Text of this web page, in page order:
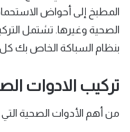
المطبخ إلى أحواض
الصحية وغيرها. تشتمل
بنظام السباكة الخاص بك
تركيب الادوات
من أهم الأدوات الصحية التي